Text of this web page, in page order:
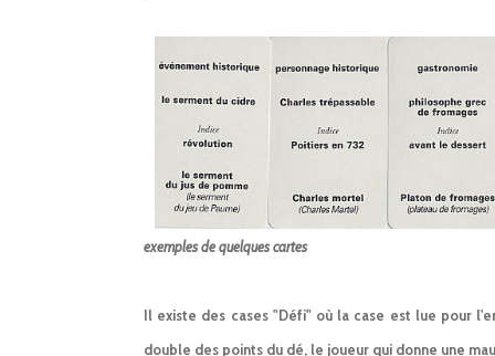
exemples de quelques cartes
Il existe des cases "Défi" où la case est lue pour
double des points du dé, le joueur qui donne une